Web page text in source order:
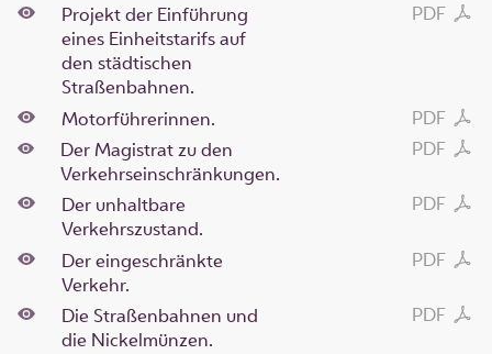
PDF
Projekt der Einführung
eines Einheitstarifs auf
den städtischen
Straßenbahnen.
PDF
Motorführerinnen.
PDF
Der Magistrat zu den
Verkehrseinschränkungen.
PDF
Der unhaltbare
Verkehrszustand.
PDF
Der eingeschränkte
Verkehr.
PDF
Die Straßenbahnen und
die Nickelmünzen.